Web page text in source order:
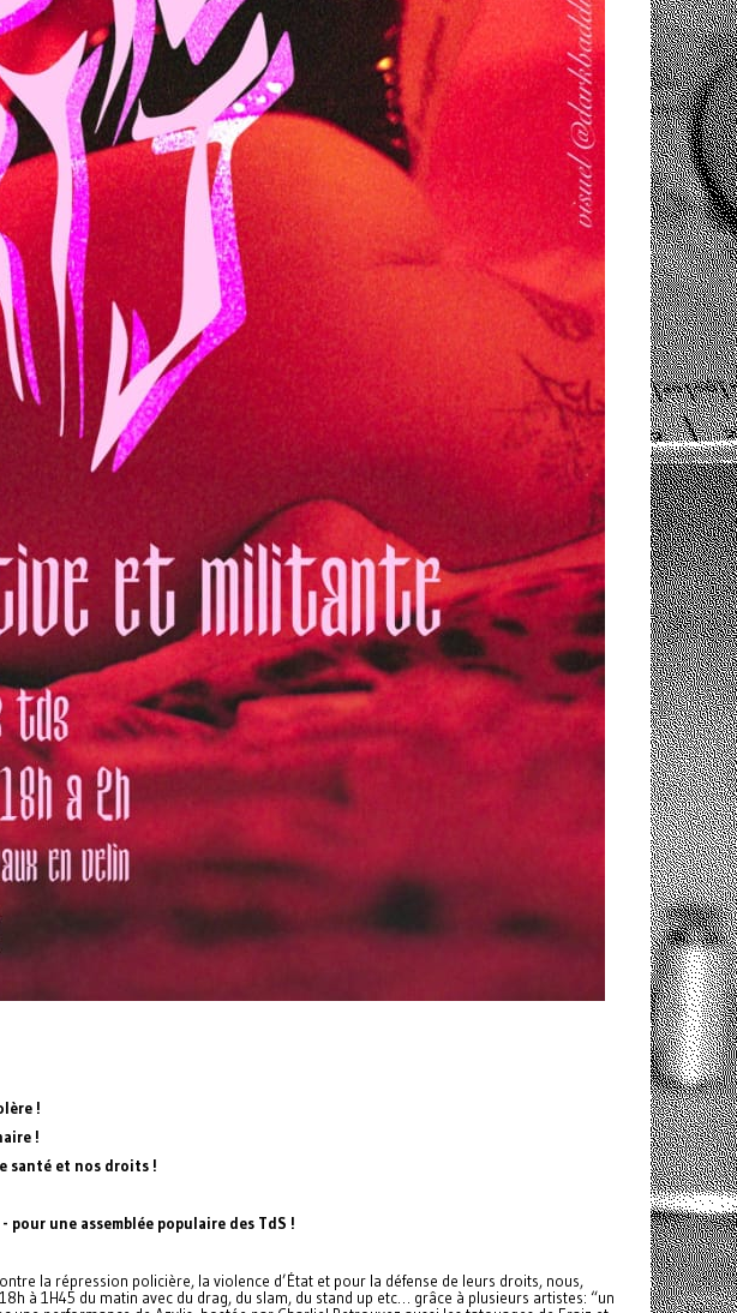
!
!
santé et nos droits !
une assemblée populaire des TdS !
la répression policière, la violence d’État et pour la défense de leurs droits, nous,
à 1H45 du matin avec du drag, du slam, du stand up etc… grâce à plusieurs artistes: “un